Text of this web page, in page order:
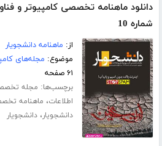
دانلود ماهنامه تخصصی کامپیوتر و
شماره 10
از: ماهنامه دانشجویار
موضوع: مجله‌های
۶۱ صفحه
برچسب‌ها: مجله
اطلاعات، ماهنامه
دانشجویار،دانشجویار